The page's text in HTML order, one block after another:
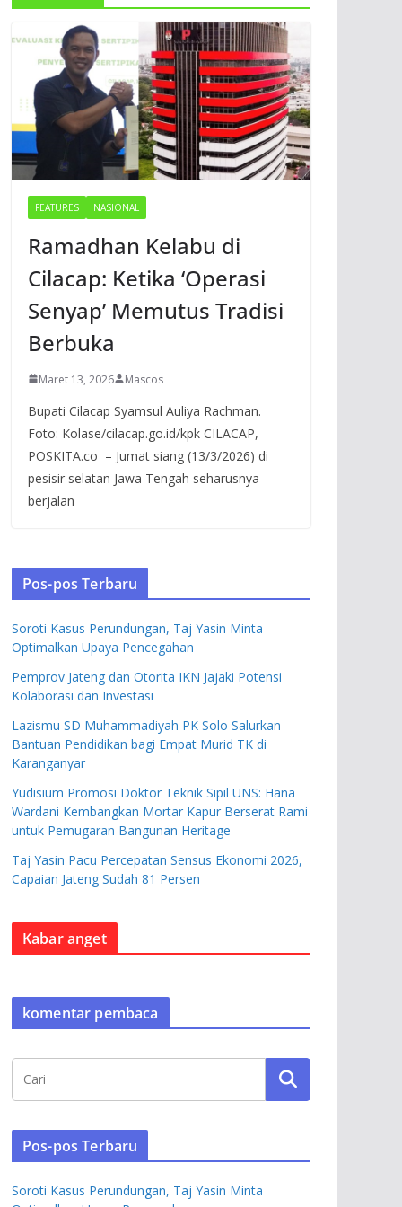
FEATURES NASIONAL
Ramadhan Kelabu di
Cilacap: Ketika ‘Operasi
Senyap’ Memutus Tradisi
Berbuka
Maret 13, 2026 Mascos
Bupati Cilacap Syamsul Auliya Rachman.
Foto: Kolase/cilacap.go.id/kpk CILACAP,
POSKITA.co – Jumat siang (13/3/2026) di
pesisir selatan Jawa Tengah seharusnya
berjalan
Pos-pos Terbaru
Soroti Kasus Perundungan, Taj Yasin Minta
Optimalkan Upaya Pencegahan
Pemprov Jateng dan Otorita IKN Jajaki Potensi
Kolaborasi dan Investasi
Lazismu SD Muhammadiyah PK Solo Salurkan
Bantuan Pendidikan bagi Empat Murid TK di
Karanganyar
Yudisium Promosi Doktor Teknik Sipil UNS: Hana
Wardani Kembangkan Mortar Kapur Berserat Rami
untuk Pemugaran Bangunan Heritage
Taj Yasin Pacu Percepatan Sensus Ekonomi 2026,
Capaian Jateng Sudah 81 Persen
Kabar anget
komentar pembaca
Pos-pos Terbaru
Soroti Kasus Perundungan, Taj Yasin Minta